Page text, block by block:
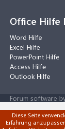
Office Hilfe
Word Hilfe
Excel Hilfe
PowerPoint Hilfe
Access Hilfe
Outlook Hilfe
Forum software
Diese Seite
Erfahrung